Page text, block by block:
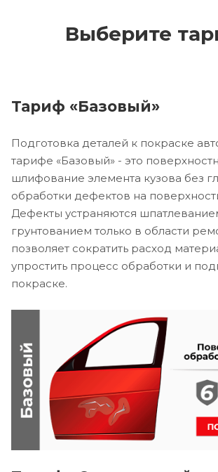
Выберите
Тариф «Базовый»
Подготовка деталей к покраске
тарифе «Базовый» - это
шлифование элемента кузова без
обработки дефектов на
Дефекты устраняются
грунтованием только в области
позволяет сократить расход
упростить процесс обработки и
покраске.